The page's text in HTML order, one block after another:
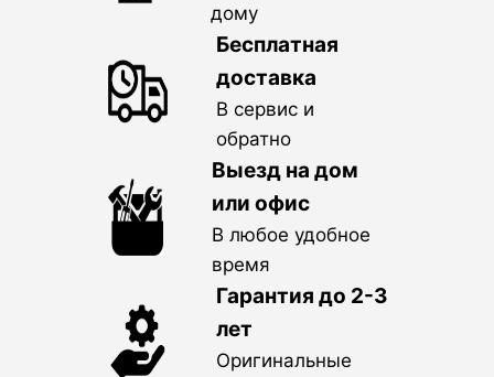
дому
Бесплатная
доставка
В сервис и
обратно
Выезд на дом
или офис
В любое удобное
время
Гарантия до 2-3
лет
Оригинальные